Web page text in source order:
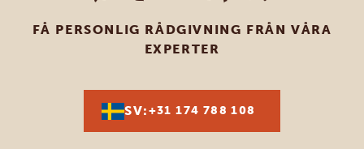
FÅ PERSONLIG RÅDGIVNING FRÅN VÅRA
EXPERTER
SV:+31 174 788 108